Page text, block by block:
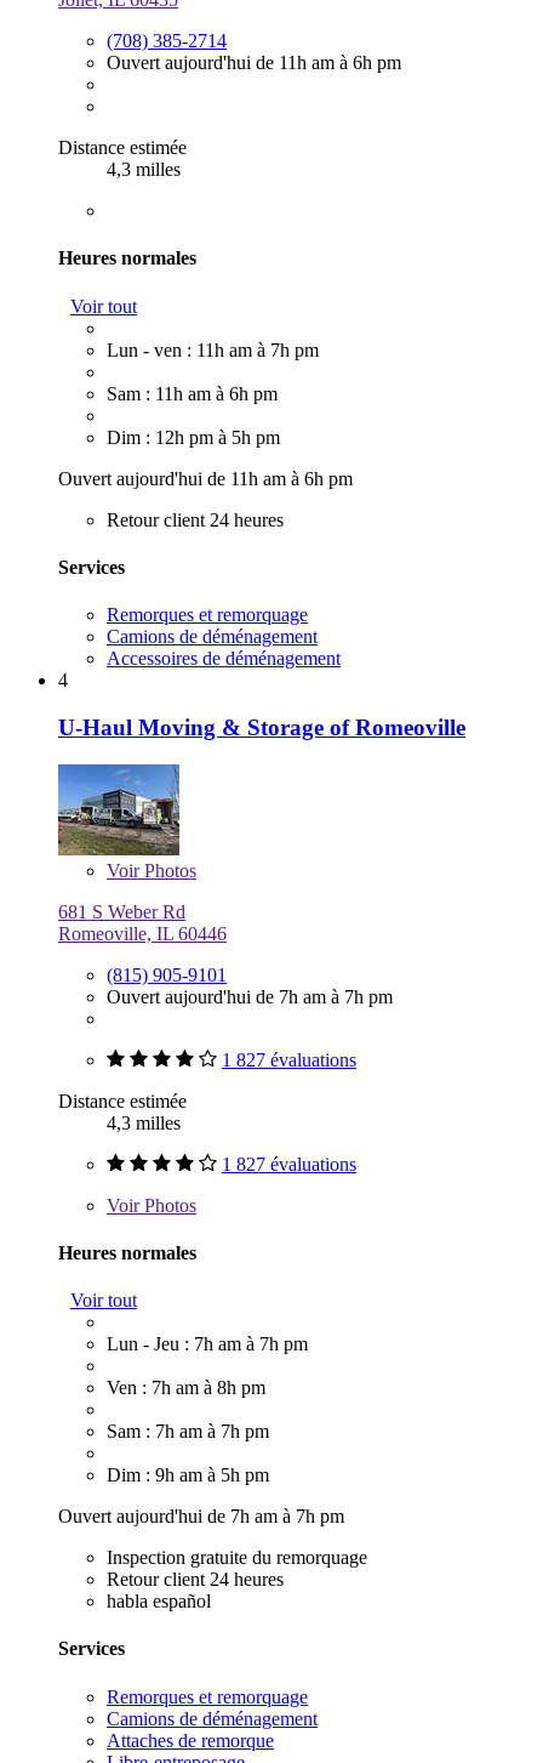
(708) 385-2714
Ouvert aujourd'hui de 11h am à 6h pm
Distance estimée
4,3 milles
Heures normales
Voir tout
Lun - ven : 11h am à 7h pm
Sam : 11h am à 6h pm
Dim : 12h pm à 5h pm
Ouvert aujourd'hui de 11h am à 6h pm
Retour client 24 heures
Services
Remorques et remorquage
Camions de déménagement
Accessoires de déménagement
4
U-Haul Moving & Storage of Romeoville
VoirPhotos
681 S Weber Rd
Romeoville, IL 60446
(815) 905-9101
Ouvert aujourd'hui de 7h am à 7h pm
1 827 évaluations
Distance estimée
4,3 milles
1 827 évaluations
VoirPhotos
Heures normales
Voir tout
Lun - Jeu : 7h am à 7h pm
Ven : 7h am à 8h pm
Sam : 7h am à 7h pm
Dim : 9h am à 5h pm
Ouvert aujourd'hui de 7h am à 7h pm
Inspection gratuite du remorquage
Retour client 24 heures
habla español
Services
Remorques et remorquage
Camions de déménagement
Attaches de remorque